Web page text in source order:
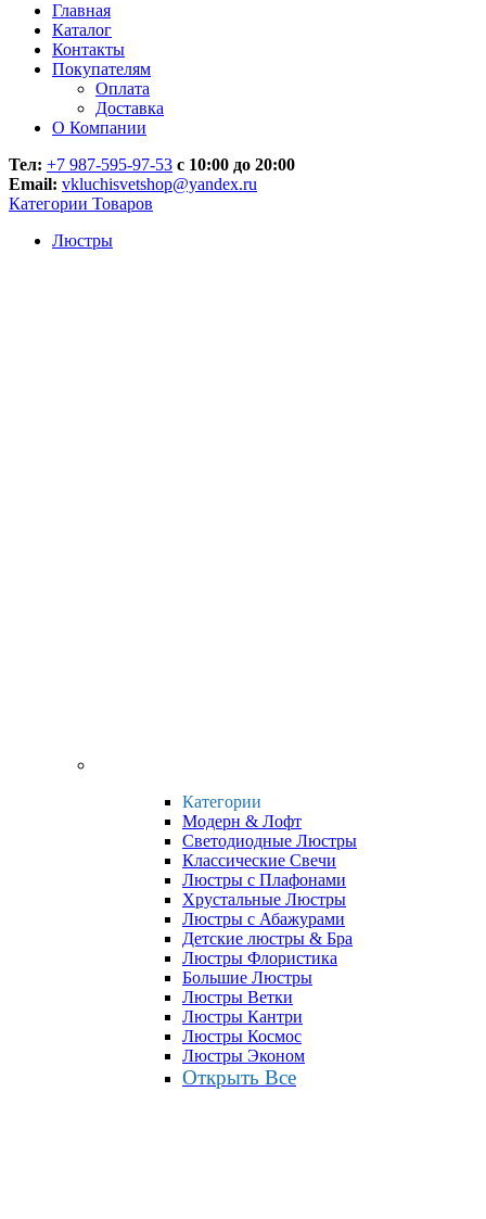
Главная
Каталог
Контакты
Покупателям
Оплата
Доставка
О Компании
Тел: +7 987-595-97-53 с 10:00 до 20:00
Email: vkluchisvetshop@yandex.ru
Категории Товаров
Люстры
Категории
Модерн & Лофт
Светодиодные Люстры
Классические Свечи
Люстры с Плафонами
Хрустальные Люстры
Люстры с Абажурами
Детские люстры & Бра
Люстры Флористика
Большие Люстры
Люстры Ветки
Люстры Кантри
Люстры Космос
Люстры Эконом
Открыть Все